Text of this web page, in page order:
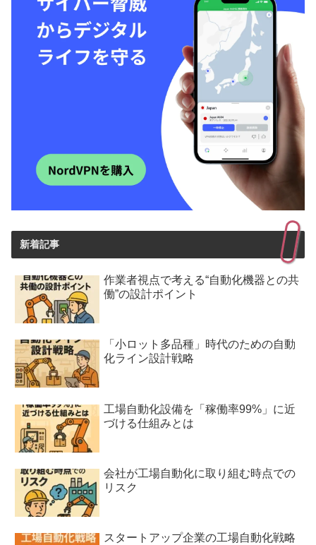
新着記事
作業者視点で考える“自動化機器との共
働”の設計ポイント
「小ロット多品種」時代のための自動
化ライン設計戦略
工場自動化設備を「稼働率99%」に近
づける仕組みとは
会社が工場自動化に取り組む時点での
リスク
スタートアップ企業の工場自動化戦略